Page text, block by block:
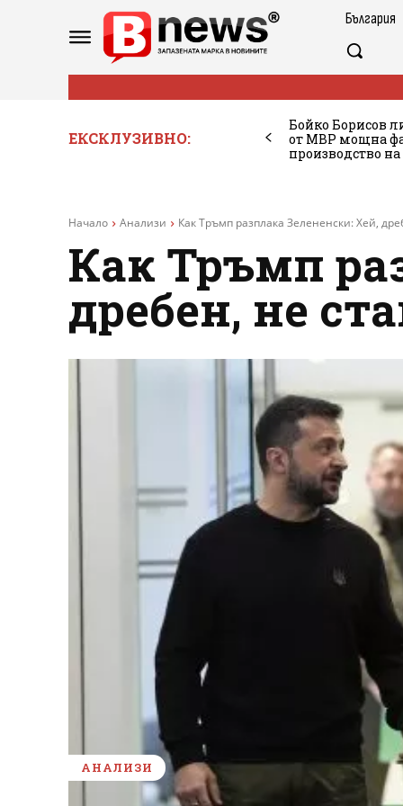
България
ЕКСКЛУЗИВНО:
Бойко Борисов
от МВР мощна
производство
Начало Анализи Как Тръмп разплака Зелененски: Хей,
Как Тръмп
дребен, не
АНАЛИЗИ